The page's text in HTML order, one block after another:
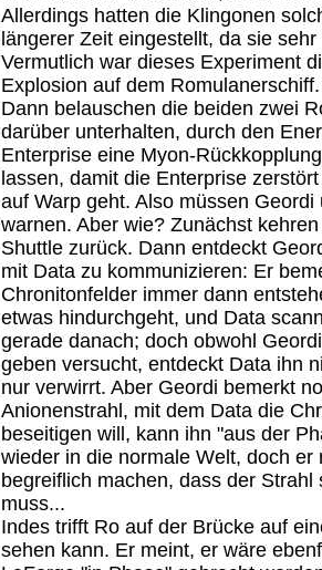
Allerdings hatten die Klingonen
längerer Zeit eingestellt, da sie
Vermutlich war dieses Experiment
Explosion auf dem Romulanerschiff.
Dann belauschen die beiden zwei
darüber unterhalten, durch den
Enterprise eine Myon-
lassen, damit die Enterprise
auf Warp geht. Also müssen
warnen. Aber wie? Zunächst
Shuttle zurück. Dann entdeckt
mit Data zu kommunizieren: Er
Chronitonfelder immer dann
etwas hindurchgeht, und Data
gerade danach; doch obwohl
geben versucht, entdeckt Data ihn
nur verwirrt. Aber Geordi bemerkt
Anionenstrahl, mit dem Data die
beseitigen will, kann ihn "aus der
wieder in die normale Welt, doch er
begreiflich machen, dass der Strahl
muss...
Indes trifft Ro auf der Brücke auf
sehen kann. Er meint, er wäre